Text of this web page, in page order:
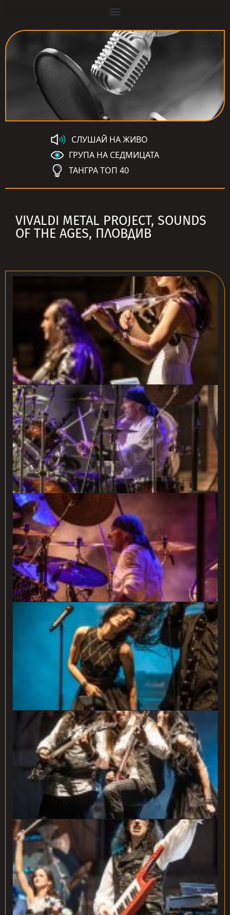
СЛУШАЙ НА ЖИВО
ГРУПА НА СЕДМИЦАТА
ТАНГРА ТОП 40
VIVALDI METAL PROJECT, SOUNDS
OF THE AGES, ПЛОВДИВ